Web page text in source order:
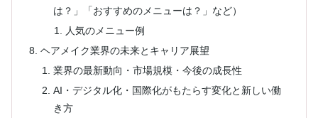
は？」「おすすめのメニューは？」など）
人気のメニュー例
ヘアメイク業界の未来とキャリア展望
業界の最新動向・市場規模・今後の成長性
AI・デジタル化・国際化がもたらす変化と新しい働
き方